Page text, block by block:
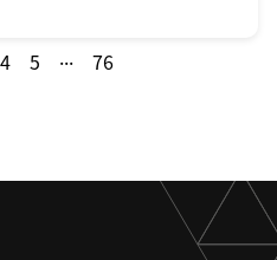
4 5 ... 76